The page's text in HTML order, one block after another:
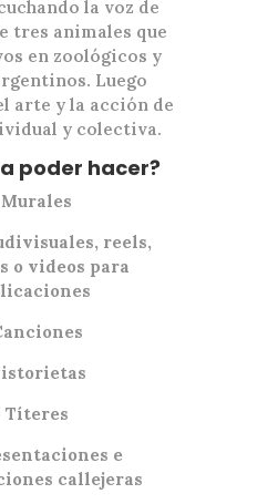
la voz de
tres animales que
en zoológicos y
Luego
arte y la acción de
y colectiva.
poder hacer?
Murales
reels,
o videos para
Títeres
e
callejeras